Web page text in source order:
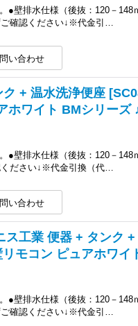
●壁排水仕様（後抜：120－
確認ください↓※代金引…
+ 温水洗浄便座
ホワイト BMシリーズ
●壁排水仕様（後抜：120－
ださい↓※代金引換（代…
ス工業 便器 + タンク
モコン ピュアホワイ
●壁排水仕様（後抜：120－
ご確認ください↓※代金引…